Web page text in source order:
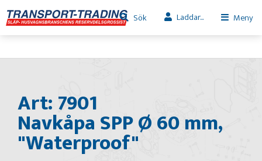
Sök Laddar... Meny
Art: 7901
Navkåpa SPP Ø 60 mm,
"Waterproof"